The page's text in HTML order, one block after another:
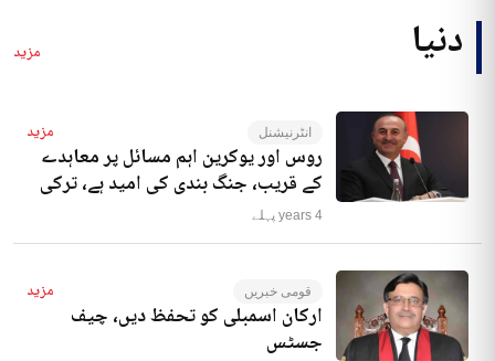
دنیا مزید
انٹرنیشنل مزید
روس اور یوکرین اہم مسائل پر معاہدے
کے قریب، جنگ بندی کی امید ہے، ترکی
4 years پہلے
قومی خبریں مزید
ارکان اسمبلی کو تحفظ دیں، چیف
جسٹس